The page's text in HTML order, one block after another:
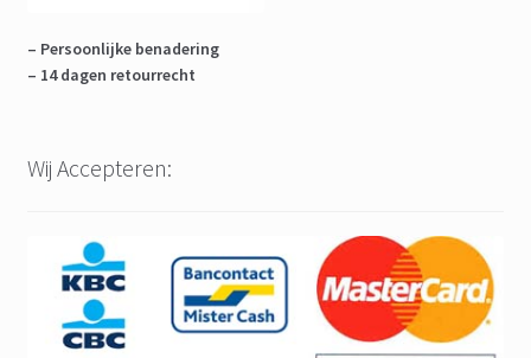
– Persoonlijke benadering
– 14 dagen retourrecht
Wij Accepteren: